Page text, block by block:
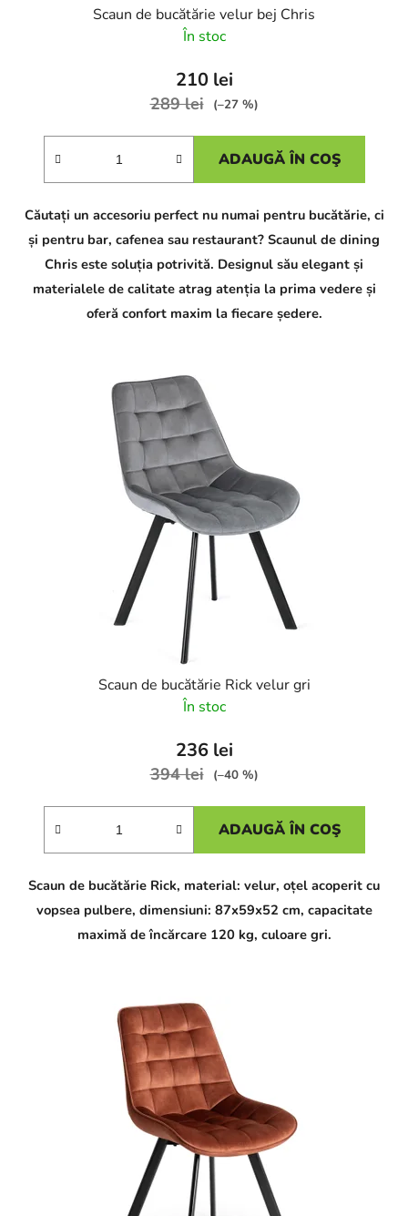
Scaun de bucătărie velur bej Chris
În stoc
210 lei
289 lei (–27 %)
ADAUGĂ ÎN COŞ
Căutați un accesoriu perfect nu numai pentru bucătărie, ci
și pentru bar, cafenea sau restaurant? Scaunul de dining
Chris este soluția potrivită. Designul său elegant și
materialele de calitate atrag atenția la prima vedere și
oferă confort maxim la fiecare ședere.
Scaun de bucătărie Rick velur gri
În stoc
236 lei
394 lei (–40 %)
ADAUGĂ ÎN COŞ
Scaun de bucătărie Rick, material: velur, oțel acoperit cu
vopsea pulbere, dimensiuni: 87x59x52 cm, capacitate
maximă de încărcare 120 kg, culoare gri.